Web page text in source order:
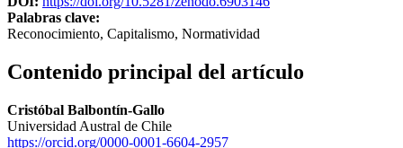
Palabras clave:
Reconocimiento, Capitalismo, Normatividad
Contenido principal del artículo
Cristóbal Balbontín-Gallo
Universidad Austral de Chile
https://orcid.org/0000-0001-6604-2957